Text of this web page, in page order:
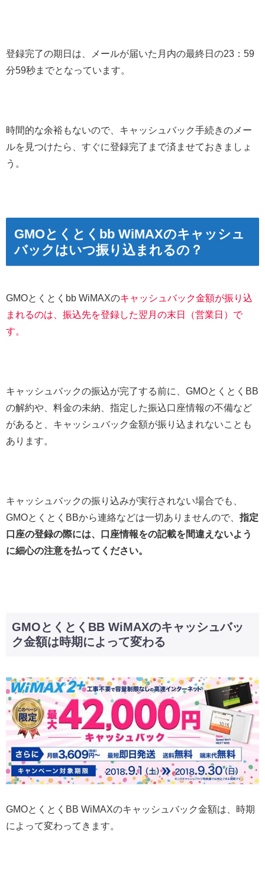
登録完了の期日は、メールが届いた月内の最終日の23：59
分59秒までとなっています。
時間的な余裕もないので、キャッシュバック手続きのメー
ルを見つけたら、すぐに登録完了まで済ませておきましょ
う。
GMOとくとくbb WiMAXのキャッシュ
バックはいつ振り込まれるの？
GMOとくとくbb WiMAXのキャッシュバック金額が振り込
まれるのは、振込先を登録した翌月の末日（営業日）で
す。
キャッシュバックの振込が完了する前に、GMOとくとくBB
の解約や、料金の未納、指定した振込口座情報の不備など
があると、キャッシュバック金額が振り込まれないことも
あります。
キャッシュバックの振り込みが実行されない場合でも、
GMOとくとくBBから連絡などは一切ありませんので、 指定
口座の登録の際には、口座情報をの記載を間違えないよう
に細心の注意を払ってください。
GMOとくとくBB WiMAXのキャッシュバッ
ク金額は時期によって変わる
GMOとくとくBB WiMAXのキャッシュバック金額は、時期
によって変わってきます。